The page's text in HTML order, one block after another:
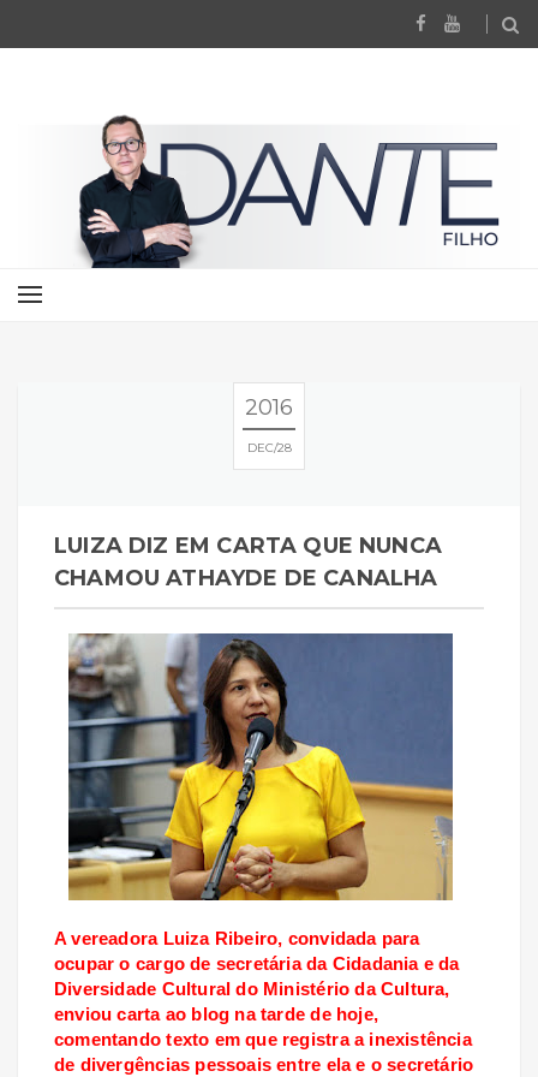
2016
DEC 28
LUIZA DIZ EM CARTA QUE NUNCA
CHAMOU ATHAYDE DE CANALHA
A vereadora Luiza Ribeiro, convidada para
ocupar o cargo de secretária da Cidadania e da
Diversidade Cultural do Ministério da Cultura,
enviou carta ao blog na tarde de hoje,
comentando texto em que registra a inexistência
de divergências pessoais entre ela e o secretário